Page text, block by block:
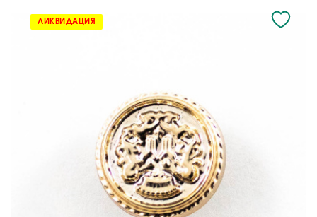
ЛИКВИДАЦИЯ